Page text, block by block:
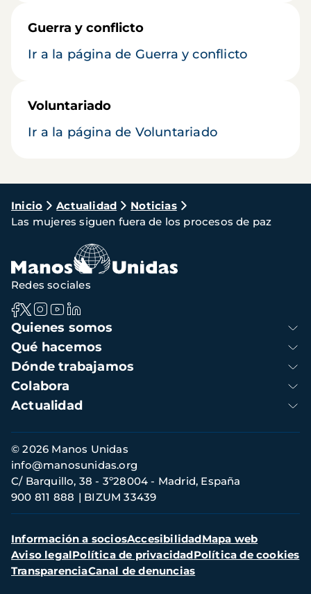
Guerra y conflicto
Ir a la página de Guerra y conflicto
Voluntariado
Ir a la página de Voluntariado
Ruta
de
navegación
Inicio Actualidad
Noticias
Las mujeres siguen fuera de los procesos de paz
Navegación
principal
Quienes somos
Qué hacemos
Dónde trabajamos
Colabora
Actualidad
Redes sociales
Información
de
contacto
© 2026 Manos Unidas
C/ Barquillo, 38 - 3º28004 - Madrid, España
900 811 888
BIZUM 33439
info@manosunidas.org
Menú
secundario
Información a sociosAccesibilidadMapa web
Aviso legalPolítica de privacidadPolítica de cookies
TransparenciaCanal de denuncias